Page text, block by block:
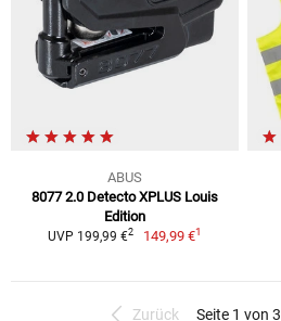
ABUS
8077 2.0 Detecto XPLUS Louis
Edition
UVP 199,99 €2 149,99 €1
Zurück Seite 1 von 3